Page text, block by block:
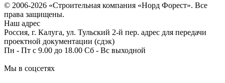
© 2006-2026 «Строительная компания «Норд Форест». Все
права защищены.
Наш адрес
Россия, г. Калуга, ул. Тульский 2-й пер. адрес для передачи
проектной документации (сдэк)
Пн - Пт с 9.00 до 18.00 Сб - Вс выходной
Мы в соцсетях